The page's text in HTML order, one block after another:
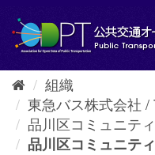
し
組織
東急バス株式会社 /
品川区コミュニテ
品川区コミュニテ